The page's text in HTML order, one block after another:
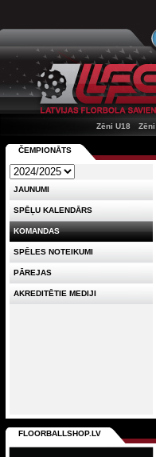
Zēni U18
ČEMPIONĀTS
JAUNUMI
SPĒĻU KALENDĀRS
KOMANDAS
SPĒLES NOTEIKUMI
PĀREJAS
AKREDITĒTIE MEDIJI
FLOORBALLSHOP.LV